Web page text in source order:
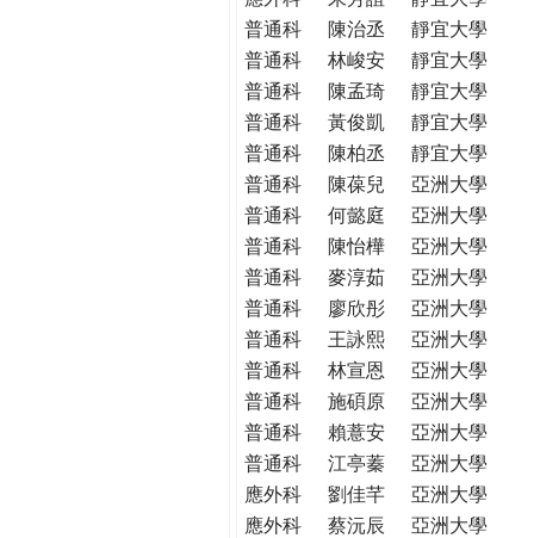
普通科
陳治丞 靜宜大學
普通科
林峻安 靜宜大學
普通科
陳孟琦 靜宜大學
普通科
黃俊凱 靜宜大學
普通科
陳柏丞 靜宜大學
普通科
陳葆兒 亞洲大學
普通科
何懿庭 亞洲大學
普通科
陳怡樺 亞洲大學
普通科
麥淳茹 亞洲大學
普通科
廖欣彤 亞洲大學
普通科
王詠熙 亞洲大學
普通科
林宣恩 亞洲大學
普通科
施碩原 亞洲大學
普通科
賴薏安 亞洲大學
普通科
江亭蓁 亞洲大學
應外科
劉佳芊 亞洲大學
應外科
蔡沅辰 亞洲大學